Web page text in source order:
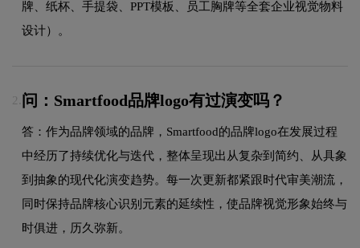
牌、纸杯、手提袋、PPT模板、员工胸牌等全套企业视觉物料
设计）。
2. 问：Smartfood品牌logo有过演变吗？
答：作为品牌领域的品牌，Smartfood的品牌logo在发展过程
中经历了持续优化与迭代，整体呈现出从复杂到简约、从具象
到抽象的现代化演变趋势。每一次更新都紧跟时代审美潮流，
同时保持品牌核心识别元素的延续性，使品牌视觉形象始终与
时俱进，历久弥新。